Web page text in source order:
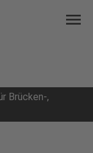
menu
Brücken-,